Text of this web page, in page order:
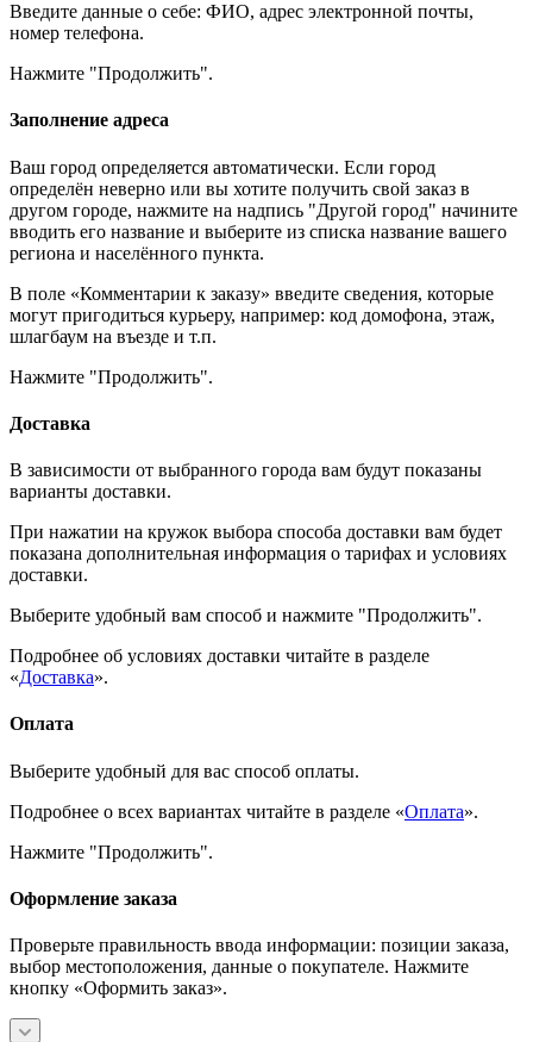
Введите данные о себе: ФИО, адрес электронной почты,
номер телефона.
Нажмите "Продолжить".
Заполнение адреса
Ваш город определяется автоматически. Если город
определён неверно или вы хотите получить свой заказ в
другом городе, нажмите на надпись "Другой город" начините
вводить его название и выберите из списка название вашего
региона и населённого пункта.
В поле «Комментарии к заказу» введите сведения, которые
могут пригодиться курьеру, например: код домофона, этаж,
шлагбаум на въезде и т.п.
Нажмите "Продолжить".
Доставка
В зависимости от выбранного города вам будут показаны
варианты доставки.
При нажатии на кружок выбора способа доставки вам будет
показана дополнительная информация о тарифах и условиях
доставки.
Выберите удобный вам способ и нажмите "Продолжить".
Подробнее об условиях доставки читайте в разделе
«Доставка».
Оплата
Выберите удобный для вас способ оплаты.
Подробнее о всех вариантах читайте в разделе «Оплата».
Нажмите "Продолжить".
Оформление заказа
Проверьте правильность ввода информации: позиции заказа,
выбор местоположения, данные о покупателе. Нажмите
кнопку «Оформить заказ».